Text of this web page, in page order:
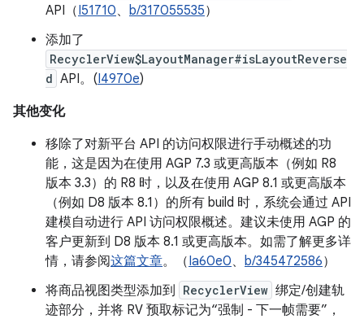
API（I51710、 b/317055535）
添加了
RecyclerView$LayoutManager#isLayoutReverse
d API。(I4970e)
其他变化
移除了对新平台 API 的访问权限进行手动概述的功
能，这是因为在使用 AGP 7.3 或更高版本（例如 R8
版本 3.3）的 R8 时，以及在使用 AGP 8.1 或更高版本
（例如 D8 版本 8.1）的所有 build 时，系统会通过 API
建模自动进行 API 访问权限概述。建议未使用 AGP 的
客户更新到 D8 版本 8.1 或更高版本。如需了解更多详
情，请参阅这篇文章。（Ia60e0、 b/345472586）
将商品视图类型添加到
RecyclerView 绑定/创建轨
迹部分，并将 RV 预取标记为“强制 - 下一帧需要”，